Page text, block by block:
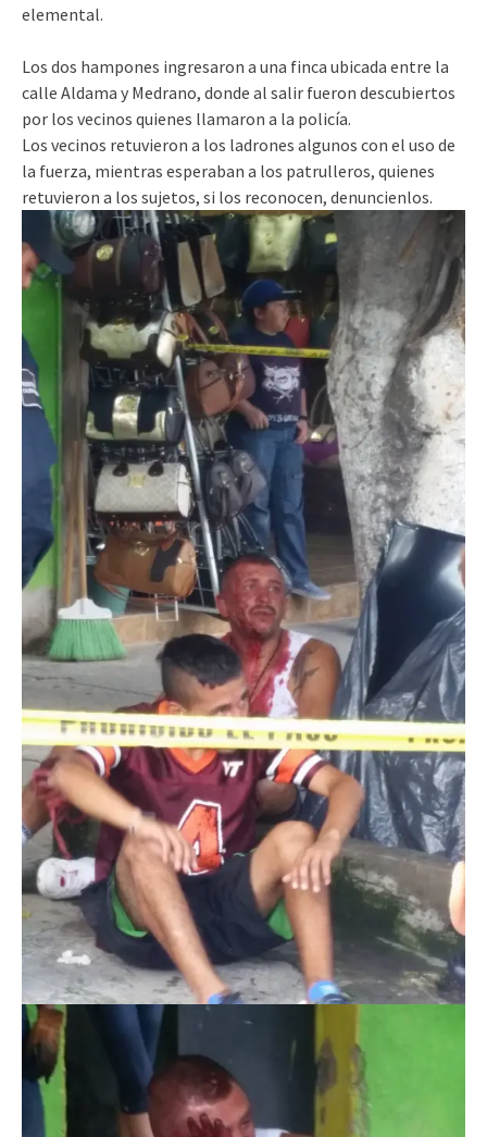
elemental.
Los dos hampones ingresaron a una finca ubicada entre la
calle Aldama y Medrano, donde al salir fueron descubiertos
por los vecinos quienes llamaron a la policía.
Los vecinos retuvieron a los ladrones algunos con el uso de
la fuerza, mientras esperaban a los patrulleros, quienes
retuvieron a los sujetos, si los reconocen, denuncienlos.